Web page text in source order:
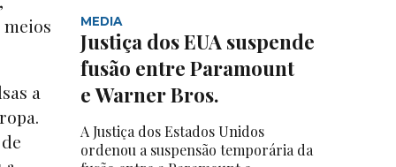
a
MEDIA
Justiça dos EUA suspende
fusão entre Paramount
e Warner Bros.
A Justiça dos Estados Unidos
ordenou a suspensão temporária da